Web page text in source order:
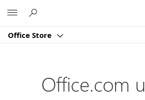
Office Store
Office.com u